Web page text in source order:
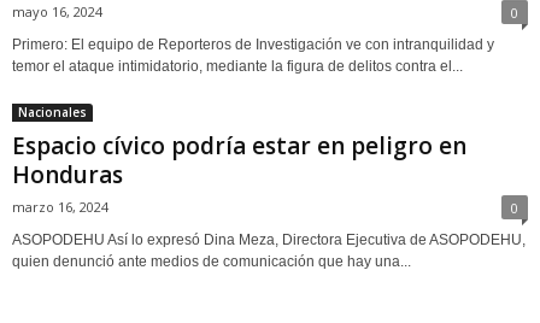
mayo 16, 2024 0
Primero: El equipo de Reporteros de Investigación ve con intranquilidad y
temor el ataque intimidatorio, mediante la figura de delitos contra el...
Nacionales
Espacio cívico podría estar en peligro en
Honduras
marzo 16, 2024 0
ASOPODEHU Así lo expresó Dina Meza, Directora Ejecutiva de ASOPODEHU,
quien denunció ante medios de comunicación que hay una...